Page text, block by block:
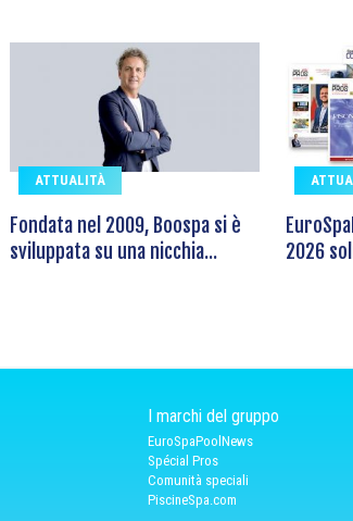
ATTUALITÀ
Fondata nel 2009, Boospa si è
sviluppata su una nicchia...
2026
I marchi del gruppo
EuroSpaPoolNews
Spécial Pros
Comunità speciali
PiscineSpa.com